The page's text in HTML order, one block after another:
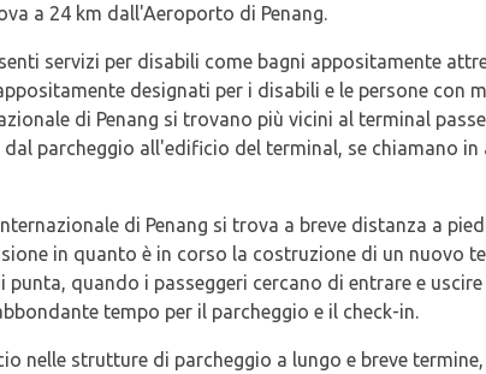
a 24 km dall'Aeroporto di Penang.
servizi per disabili come bagni appositamente
designati per i disabili e le persone con
di Penang si trovano più vicini al terminal
parcheggio all'edificio del terminal, se chiamano
di Penang si trova a breve distanza a
in quanto è in corso la costruzione di un nuovo
quando i passeggeri cercano di entrare e
tempo per il parcheggio e il check-in.
nelle strutture di parcheggio a lungo e breve